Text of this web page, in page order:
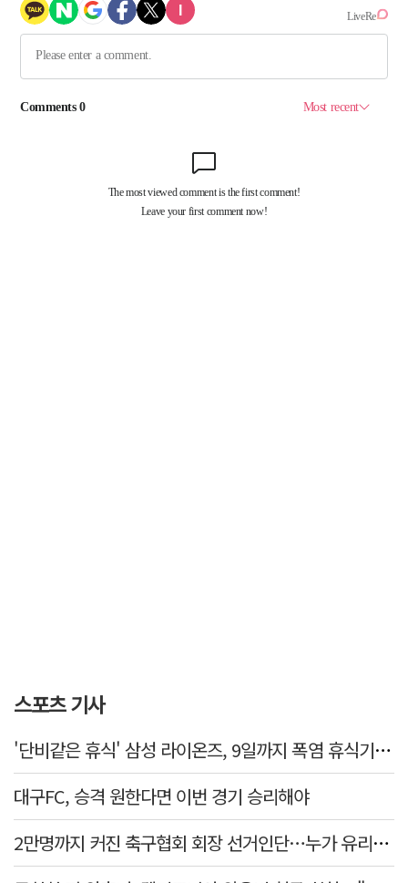
스포츠 기사
'단비같은 휴식' 삼성 라이온즈, 9일까지 폭염 휴식기에 재정비
대구FC, 승격 원한다면 이번 경기 승리해야
2만명까지 커진 축구협회 회장 선거인단…누가 유리할까